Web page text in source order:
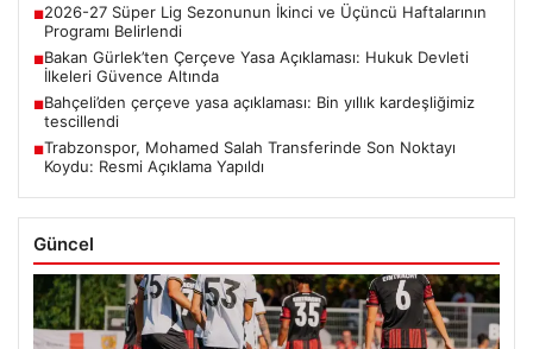
■2026-27 Süper Lig Sezonunun İkinci ve Üçüncü Haftalarının
Programı Belirlendi
■Bakan Gürlek’ten Çerçeve Yasa Açıklaması: Hukuk Devleti
İlkeleri Güvence Altında
■Bahçeli’den çerçeve yasa açıklaması: Bin yıllık kardeşliğimiz
tescillendi
■Trabzonspor, Mohamed Salah Transferinde Son Noktayı
Koydu: Resmi Açıklama Yapıldı
Güncel